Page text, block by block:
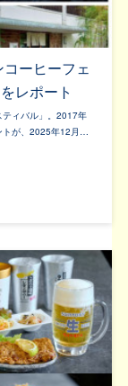
ーヒーフェ
レポート
ティバル」。2017年
トが、2025年12月…